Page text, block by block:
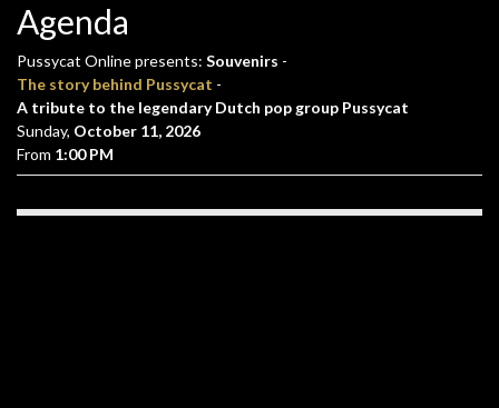
Agenda
Pussycat Online presents: Souvenirs -
The story behind Pussycat -
A tribute to the legendary Dutch pop group Pussycat
Sunday, October 11, 2026
From 1:00 PM